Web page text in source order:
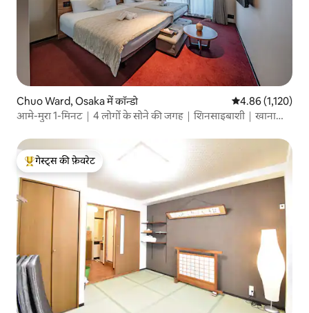
Chuo Ward, Osaka में कॉन्डो औसत रेटिंग 5 में से
4.86 (1,120)
आमे-मुरा 1-मिनट｜4 लोगों के सोने की जगह｜शिनसाइबाशी｜खाना
गेस्ट्स का टॉप फ़ेवरेट
गेस्ट्स की फ़ेवरेट